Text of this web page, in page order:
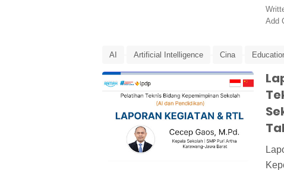
Add
AI Artificial Intelligence Cina
Laporan LPDP LPDP Microcredential
pendidikan Rencana Tindak Lanjut RTL